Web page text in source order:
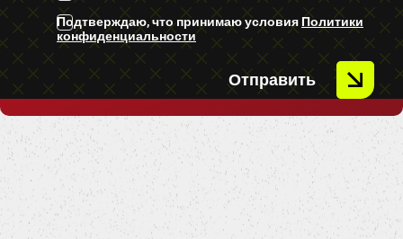
Подтверждаю, что принимаю условия Политики
конфиденциальности
Отправить